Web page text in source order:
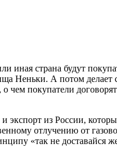
страна будут
Неньки. А потом делает
о чем покупатели
и экспорт из России,
отлучению от
«так не доставайся